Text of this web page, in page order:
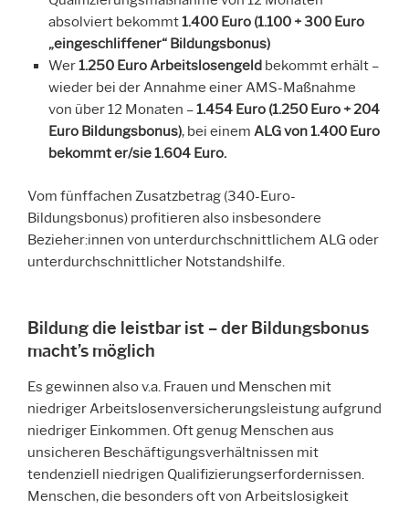
absolviert bekommt1.400 Euro (1.100 + 300 Euro
„eingeschliffener“ Bildungsbonus)
Wer1.250 Euro Arbeitslosengeld bekommt erhält –
wieder bei der Annahme einer AMS-Maßnahme
von über 12 Monaten –1.454 Euro (1.250 Euro + 204
Euro Bildungsbonus), bei einem ALG von 1.400 Euro
bekommt er/sie 1.604 Euro.
Vom fünffachen Zusatzbetrag (340-Euro-
Bildungsbonus) profitieren also insbesondere
Bezieher:innen von unterdurchschnittlichem ALG oder
unterdurchschnittlicher Notstandshilfe.
Bildung die leistbar ist – der Bildungsbonus
macht’s möglich
Es gewinnen also v.a. Frauen und Menschen mit
niedriger Arbeitslosenversicherungsleistung aufgrund
niedriger Einkommen. Oft genug Menschen aus
unsicheren Beschäftigungsverhältnissen mit
tendenziell niedrigen Qualifizierungserfordernissen.
Menschen, die besonders oft von Arbeitslosigkeit